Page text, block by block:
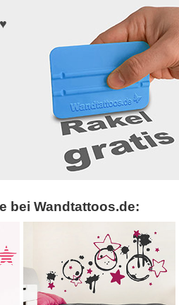
bei Wandtattoos.de: